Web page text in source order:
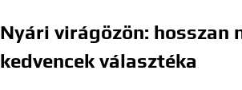
Nyári virágözön: hosszan
kedvencek választéka